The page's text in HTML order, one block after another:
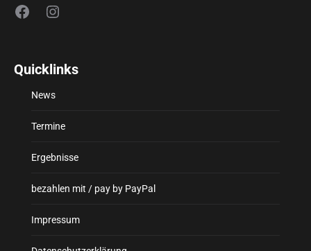
FacebookInstagram
Quicklinks
News
Termine
Ergebnisse
bezahlen mit / pay by PayPal
Impressum